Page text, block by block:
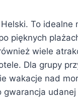
To idealne
pięknych
wiele
Dla grupy
wakacje nad
gwarancja